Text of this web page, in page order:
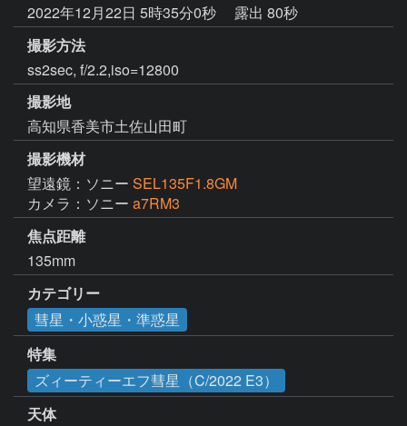
2022年12月22日 5時35分0秒
露出 80秒
撮影方法
ss2sec, f/2.2,iso=12800
撮影地
高知県香美市土佐山田町
撮影機材
望遠鏡：ソニー SEL135F1.8GM
カメラ：ソニー a7RM3
焦点距離
135mm
カテゴリー
彗星・小惑星・準惑星
特集
ズィーティーエフ彗星（C/2022 E3）
天体